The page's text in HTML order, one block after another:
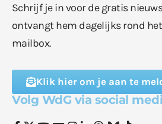
Schrijf je in voor de gratis
ontvangt hem dagelijks rond
mailbox.
Klik hier om je aan te
Volg WdG via social